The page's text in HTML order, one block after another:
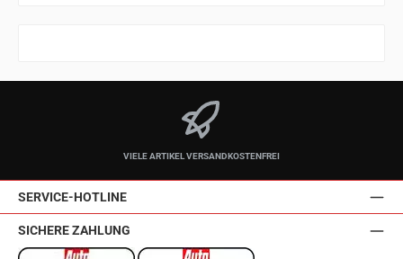
VIELE ARTIKEL VERSANDKOSTENFREI
SERVICE-HOTLINE
SICHERE ZAHLUNG